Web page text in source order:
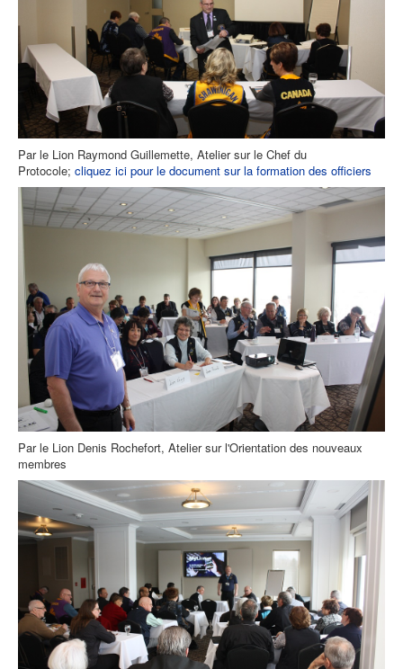
Par le Lion Raymond Guillemette, Atelier sur le Chef du
Protocole; cliquez ici pour le document sur la formation des officiers
Par le Lion Denis Rochefort, Atelier sur l'Orientation des nouveaux
membres